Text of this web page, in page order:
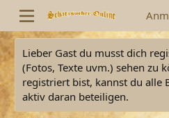
Lieber Gast du musst dich
(Fotos, Texte uvm.) sehen zu
registriert bist, kannst du alle
aktiv daran beteiligen.